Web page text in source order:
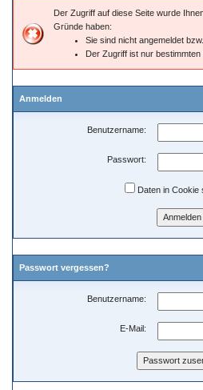
Der Zugriff auf diese Seite wurde
Gründe haben:
Sie sind nicht angemeldet
Der Zugriff ist nur
Anmelden
Benutzername:
Passwort:
Daten in Cookie
Passwort vergessen?
Benutzername:
E-Mail: